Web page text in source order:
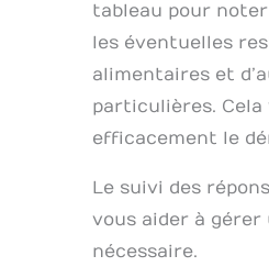
tableau pour
les éventuelles
alimentaires et
particulières. Cela
efficacement le
Le suivi des
vous aider à gérer
nécessaire.